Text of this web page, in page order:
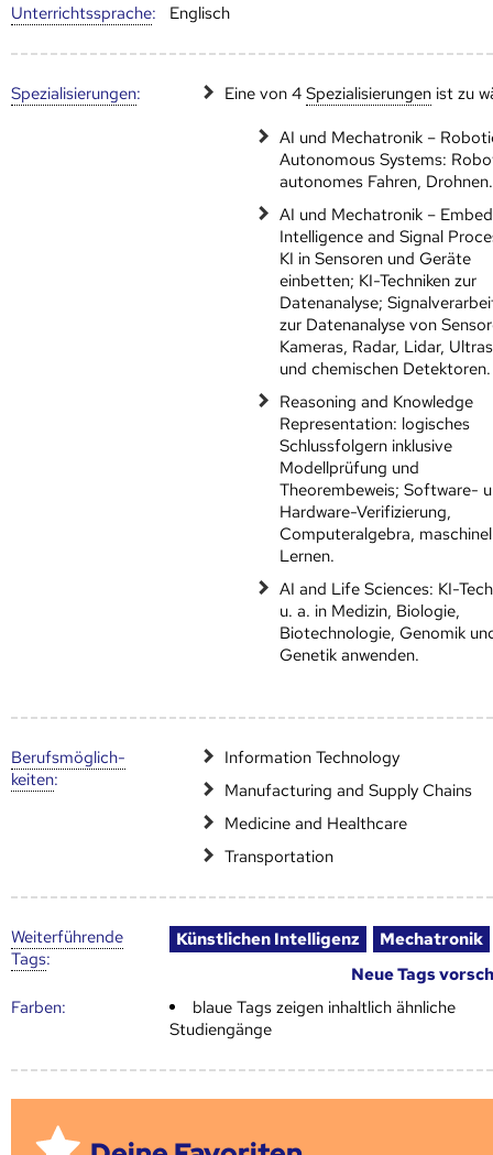
Unter­richts­sprache: Englisch
Speziali­sierungen: Eine von 4Speziali­sierungen ist zu
AI und Mechatronik –
Autonomous Systems:
autonomes Fahren, Drohnen.
AI und Mechatronik –
Intelligence and Signal
KI in Sensoren und Geräte
einbetten; KI-Techniken zur
Datenanalyse;
zur Datenanalyse von
Kameras, Radar, Lidar,
und chemischen Detektoren.
Reasoning and Knowledge
Representation: logisches
Schlussfolgern inklusive
Modellprüfung und
Theorembeweis; Software-
Hardware-Verifizierung,
Computeralgebra,
Lernen.
AI and Life Sciences: KI-
u. a. in Medizin, Biologie,
Biotechnologie, Genomik
Genetik anwenden.
Berufs­möglich­
keiten:
Information Technology
Manufacturing and Supply Chains
Medicine and Healthcare
Transportation
Weiter­führende
Tags:
Künstlichen Intelligenz
Mechatronik
Neue Tags
Farben:
blaue Tags zeigen inhaltlich ähnliche
Studiengänge